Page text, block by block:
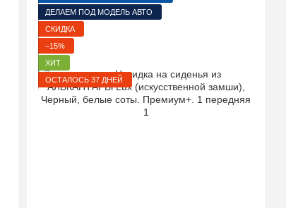
ДЕЛАЕМ ПОД МОДЕЛЬ АВТО
СКИДКА
−15%
ХИТ
ОСТАЛОСЬ 37 ДНЕЙ